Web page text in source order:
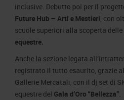
inclusive. Debutto poi per il
Future Hub – Arti e Mestieri, con
scuole superiori alla scoperta delle
equestre.
Anche la sezione legata
registrato il tutto esaurito, grazie
Gallerie Mercatali, con il dj set di
equestre del Gala d’Oro “Bellezza”.